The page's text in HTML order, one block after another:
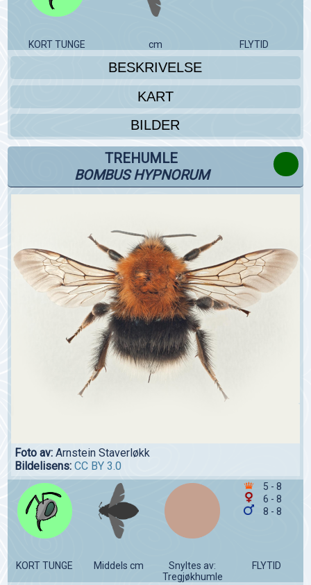
KORT TUNGE cm FLYTID
BESKRIVELSE
KART
BILDER
TREHUMLE
BOMBUS HYPNORUM
Foto av: Arnstein Staverløkk
Bildelisens: CC BY 3.0
5 - 8
6 - 8
8 - 8
KORT TUNGE Middels cm
Snyltes av:
Tregjøkhumle
FLYTID